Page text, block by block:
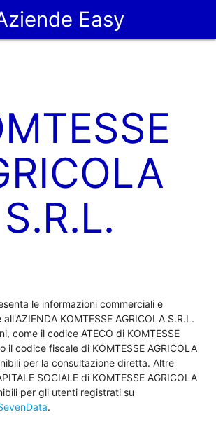
Easy
S.R.L.
le informazioni commerciali e
KOMTESSE AGRICOLA S.R.L.
come il codice ATECO di KOMTESSE
il codice fiscale di KOMTESSE AGRICOLA
per la consultazione diretta. Altre
SOCIALE di KOMTESSE AGRICOLA
per gli utenti registrati su
.